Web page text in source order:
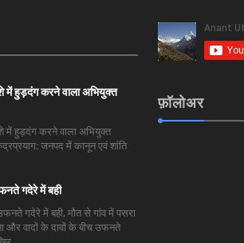
में हुड़दंग करने वाला अभियुक्त
में हुड़दंग करने वाला अभियुक्त
जनपद में कानून एवं शांति
गदेरे में बही
गदेरे में बही, मौत से गांव में पसरा
और वादों के दावों के बीच उफनते
फ़ॉलोअर